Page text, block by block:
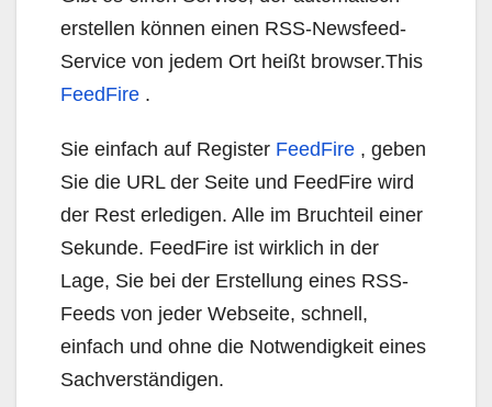
erstellen können einen RSS-Newsfeed-
Service von jedem Ort heißt browser.This
FeedFire .
Sie einfach auf Register FeedFire , geben
Sie die URL der Seite und FeedFire wird
der Rest erledigen. Alle im Bruchteil einer
Sekunde. FeedFire ist wirklich in der
Lage, Sie bei der Erstellung eines RSS-
Feeds von jeder Webseite, schnell,
einfach und ohne die Notwendigkeit eines
Sachverständigen.